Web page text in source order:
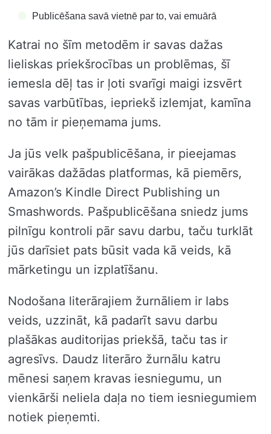
Publicēšana savā vietnē par to, vai emuārā
Katrai no šīm metodēm ir savas dažas
lieliskas priekšrocības un problēmas, šī
iemesla dēļ tas ir ļoti svarīgi maigi izsvērt
savas varbūtības, iepriekš izlemjat, kamīna
no tām ir pieņemama jums.
Ja jūs velk pašpublicēšana, ir pieejamas
vairākas dažādas platformas, kā piemērs,
Amazon’s Kindle Direct Publishing un
Smashwords. Pašpublicēšana sniedz jums
pilnīgu kontroli pār savu darbu, taču turklāt
jūs darīsiet pats būsit vada kā veids, kā
mārketingu un izplatīšanu.
Nodošana literārajiem žurnāliem ir labs
veids, uzzināt, kā padarīt savu darbu
plašākas auditorijas priekšā, taču tas ir
agresīvs. Daudz literāro žurnālu katru
mēnesi saņem kravas iesniegumu, un
vienkārši neliela daļa no tiem iesniegumiem
notiek pieņemti.